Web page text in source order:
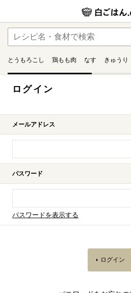
とうもろこし 鶏もも肉 なす きゅうり
ログイン
メールアドレス
パスワード
パスワードを表示する